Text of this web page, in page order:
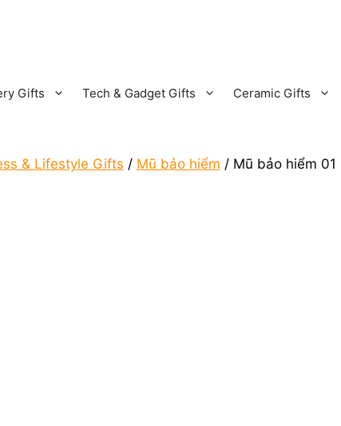
Gifts Tech & Gadget Gifts Ceramic Gifts
& Lifestyle Gifts / Mũ bảo hiểm / Mũ bảo hiểm 01